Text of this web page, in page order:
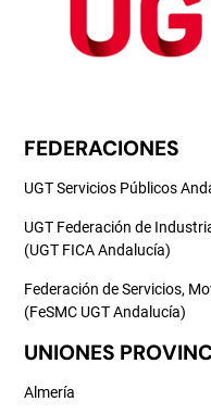
FEDERACIONES
UGT Servicios Públicos
UGT Federación de
(UGT FICA Andalucía)
Federación de Servicios,
(FeSMC UGT Andalucía)
UNIONES
Almería